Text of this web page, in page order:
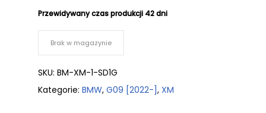
Przewidywany czas produkcji 42 dni
Brak w magazynie
SKU: BM-XM-1-SD1G
Kategorie: BMW, G09 [2022-], XM